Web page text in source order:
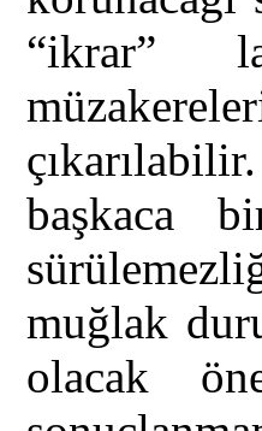
“ikrar”
başkaca
muğlak
olacak